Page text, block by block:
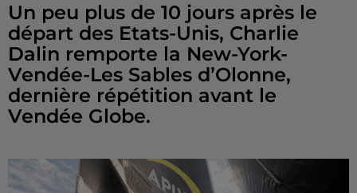
Un peu plus de 10 jours après le
départ des Etats-Unis, Charlie
Dalin remporte la New-York-
Vendée-Les Sables d’Olonne,
dernière répétition avant le
Vendée Globe.